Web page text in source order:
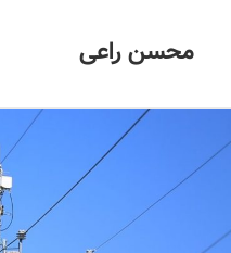
محسن راعی